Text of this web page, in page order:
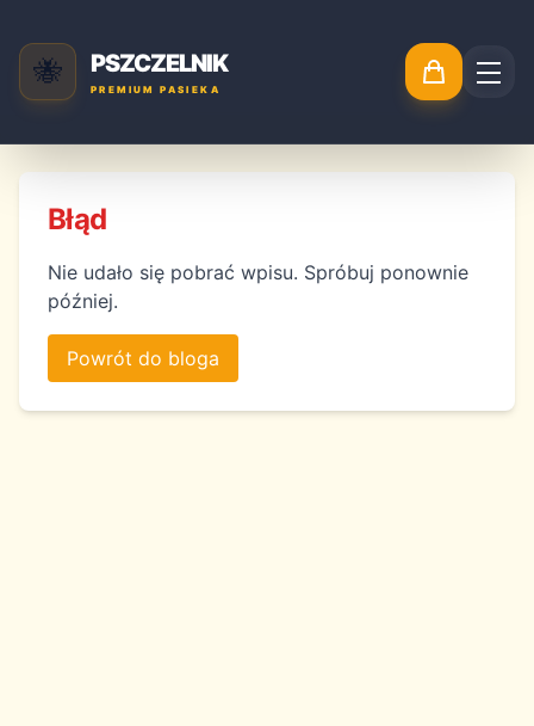
🐝 PSZCZELNIK
PREMIUM PASIEKA
Błąd
Nie udało się pobrać wpisu. Spróbuj ponownie
później.
Powrót do bloga